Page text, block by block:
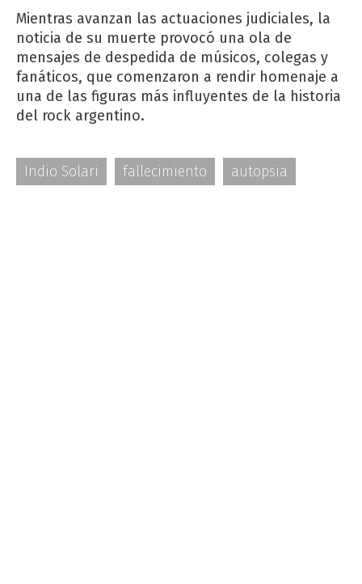
Mientras avanzan las actuaciones judiciales, la
noticia de su muerte provocó una ola de
mensajes de despedida de músicos, colegas y
fanáticos, que comenzaron a rendir homenaje a
una de las figuras más influyentes de la historia
del rock argentino.
Indio Solari fallecimiento autopsia